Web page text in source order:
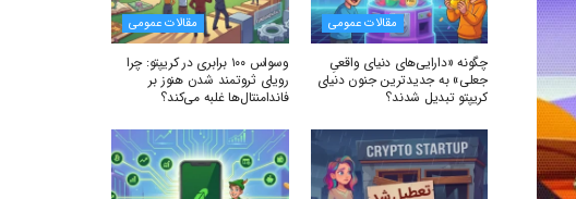
مقالات عمومی
چگونه «دارایی‌های دنیای واقعیِ
جعلی» به جدیدترین جنون دنیای
کریپتو تبدیل شدند؟
مقالات عمومی
وسواس ۱۰۰ برابری در کریپتو: چرا
رویای ثروتمند شدن هنوز بر
فاندامنتال‌ها غلبه می‌کند؟